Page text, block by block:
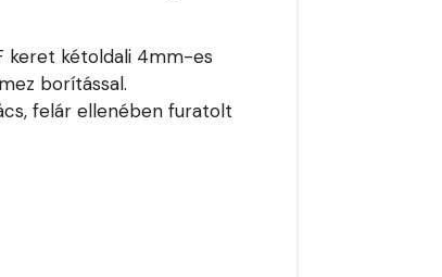
keret kétoldali 4mm-es
borítással.
felár ellenében furatolt